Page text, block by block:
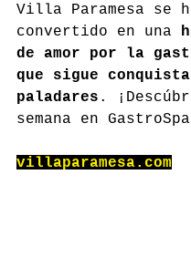
Villa Paramesa se
convertido en una
de amor por la
que sigue
paladares .
semana en
villaparamesa.com